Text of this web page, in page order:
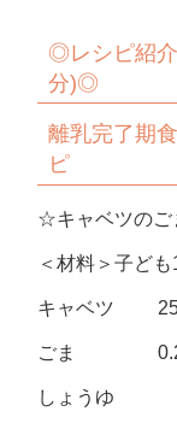
◎レシピ紹介
分)◎
離乳完了期食
ピ
☆キャベツの
＜材料＞子ども
キャベツ 25
ごま 0.2
しょうゆ